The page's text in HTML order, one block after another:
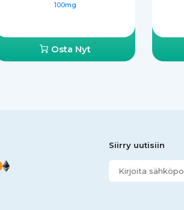
100mg
Osta Nyt
Siirry uutisiin